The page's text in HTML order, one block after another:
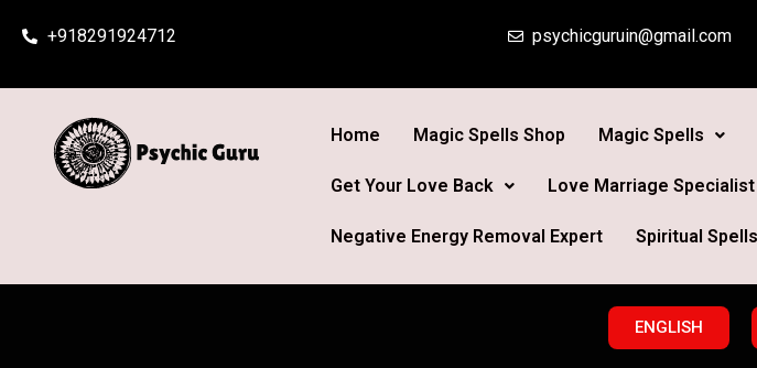
+918291924712 psychicguruin@gmail.com
Home Magic Spells Shop Magic Spells
Get Your Love Back Love Marriage Specialist
Negative Energy Removal Expert Spiritual
ENGLISH